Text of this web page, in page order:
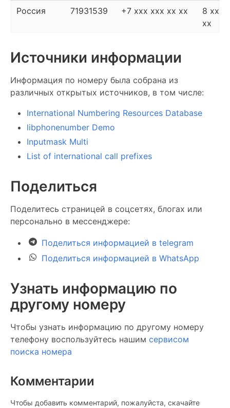
Россия 71931539 +7 xxx xxx xx xx
8 xxx
xx
Источники информации
Информация по номеру была собрана из
различных открытых источников, в том числе:
International Numbering Resources Database
libphonenumber Demo
Inputmask Multi
List of international call prefixes
Поделиться
Поделитесь страницей в соцсетях, блогах или
персонально в мессенджере:
Поделиться информацией в telegram
Поделиться информацией в WhatsApp
Узнать информацию по
другому номеру
Чтобы узнать информацию по другому номеру
телефону воспользуйтесь нашим сервисом
поиска номера
Комментарии
Чтобы добавить комментарий, пожалуйста, скачайте